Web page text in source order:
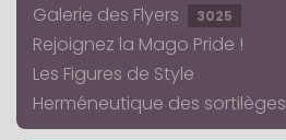
Galerie des Flyers
3025
Rejoignez la Mago Pride !
Les Figures de Style
Herméneutique des sortilèges